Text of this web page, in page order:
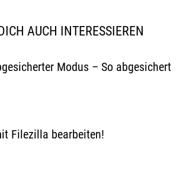
AUCH INTERESSIEREN
Modus – So abgesichert
Filezilla bearbeiten!